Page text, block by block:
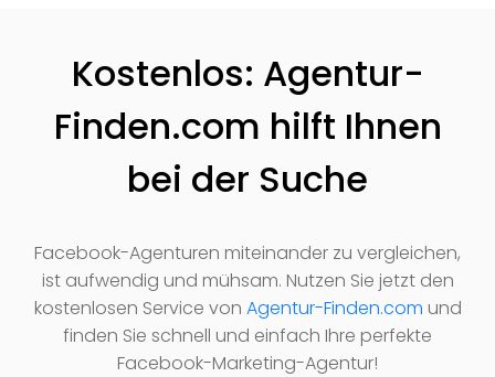
Kostenlos: Agentur-
Finden.com hilft Ihnen
bei der Suche
Facebook-Agenturen miteinander zu vergleichen,
ist aufwendig und mühsam. Nutzen Sie jetzt den
kostenlosen Service von Agentur-Finden.com und
finden Sie schnell und einfach Ihre perfekte
Facebook-Marketing-Agentur!